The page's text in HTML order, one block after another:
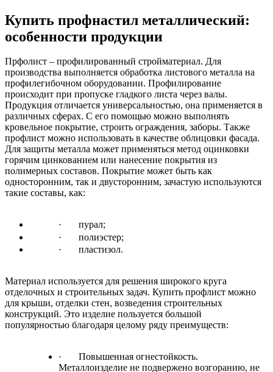
Купить профнастил металлический:
особенности продукции
Прфолист – профилированный стройматериал. Для
производства выполняется обработка листового металла на
профилегибочном оборудовании. Профилирование
происходит при пропуске гладкого листа через валы.
Продукция отличается универсальностью, она применяется в
различных сферах. С его помощью можно выполнять
кровельное покрытие, строить ограждения, заборы. Также
профлист можно использовать в качестве облицовки фасада.
Для защиты металла может применяться метод оцинковки
горячим цинкованием или нанесение покрытия из
полимерных составов. Покрытие может быть как
односторонним, так и двусторонним, зачастую используются
такие составы, как:
· пурал;
· полиэстер;
· пластизол.
Материал используется для решения широкого круга
отделочных и строительных задач. Купить профлист можно
для крыши, отделки стен, возведения строительных
конструкций. Это изделие пользуется большой
популярностью благодаря целому ряду преимуществ:
·
Повышенная огнестойкость.
Металлоизделие не подвержено возгоранию, не